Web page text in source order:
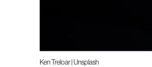
Ken Treloar | Unsplash